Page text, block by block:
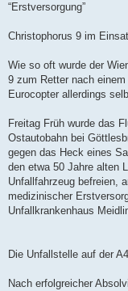
“Erstversorgung”
Christophorus 9 im
Wie so oft wurde der
9 zum Retter nach
Eurocopter allerdings
Freitag Früh wurde das
Ostautobahn bei
gegen das Heck eines
den etwa 50 Jahre alten
Unfallfahrzeug befreien,
medizinischer
Unfallkrankenhaus
Die Unfallstelle auf der
Nach erfolgreicher